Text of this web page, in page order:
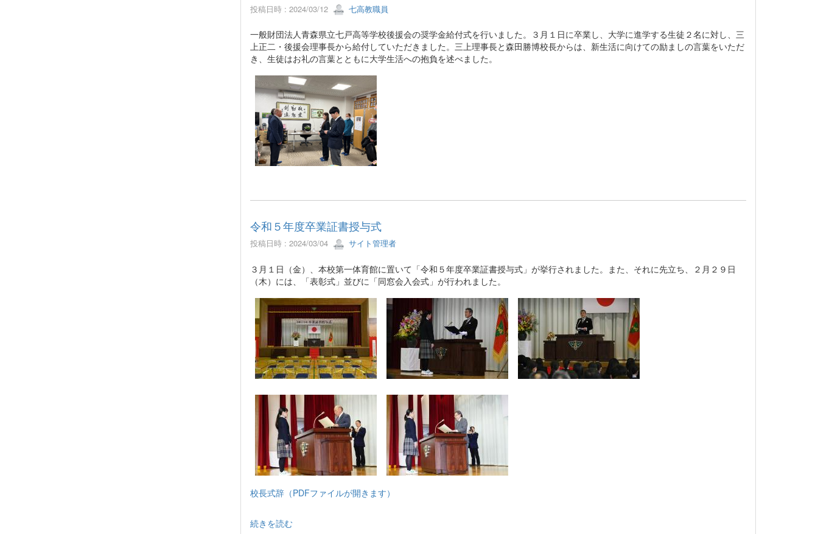
投稿日時 : 2024/03/12 七高教職員
一般財団法人青森県立七戸高等学校後援会の奨学金給付式を行いました。３月１日に卒業し、大学に進学する生徒２名に対し、三
上正二・後援会理事長から給付していただきました。三上理事長と森田勝博校長からは、新生活に向けての励ましの言葉をいただ
き、生徒はお礼の言葉とともに大学生活への抱負を述べました。
令和５年度卒業証書授与式
投稿日時 : 2024/03/04 サイト管理者
３月１日（金）、本校第一体育館に置いて「令和５年度卒業証書授与式」が挙行されました。また、それに先立ち、２月２９日
（木）には、「表彰式」並びに「同窓会入会式」が行われました。
校長式辞（PDFファイルが開きます）
続きを読む